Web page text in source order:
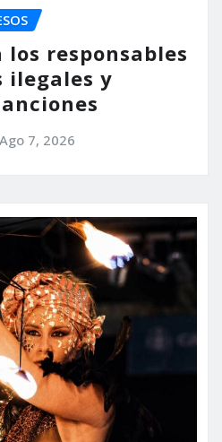
responsables
ilegales y
Ago 7, 2026